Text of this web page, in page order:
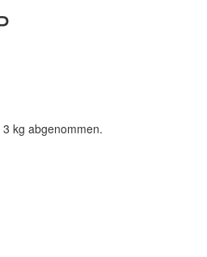
kg abgenommen.